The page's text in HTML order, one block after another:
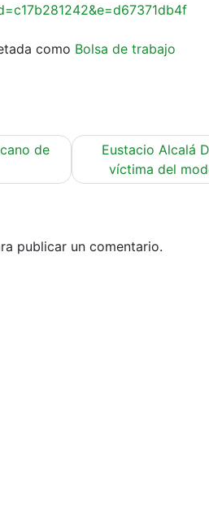
como Bolsa de trabajo
de
Eustacio Alcalá
víctima del
publicar un comentario.